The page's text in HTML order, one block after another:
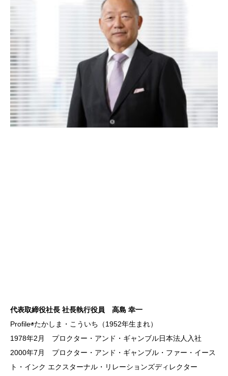
代表取締役社長 社長執行役員 高島 幸一
Profile◉たかしま・こういち（1952年生まれ）
1978年2月 プロクター・アンド・ギャンブル日本法人入社
2000年7月 プロクター・アンド・ギャンブル・ファー・イース
ト・インク エクスターナル・リレーションズディレクター